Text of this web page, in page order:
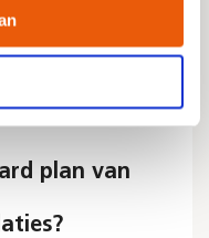
plan van